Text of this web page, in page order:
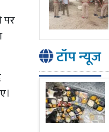
पर
टॉप न्यूज